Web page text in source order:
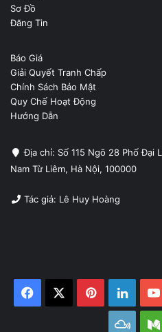
Sơ Đồ
Đăng Tin
Báo Giá
Giải Quyết Tranh Chấp
Chính Sách Bảo Mật
Quy Chế Hoạt Động
Hướng Dẫn
Địa chỉ: Số 115 Ngõ 28 Phố Đại
Nam Từ Liêm, Hà Nội, 100000
Tác giả: Lê Huy Hoàng
Facebook Pinterest